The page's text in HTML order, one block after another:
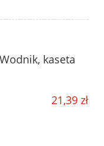
kaseta
21,39 zł